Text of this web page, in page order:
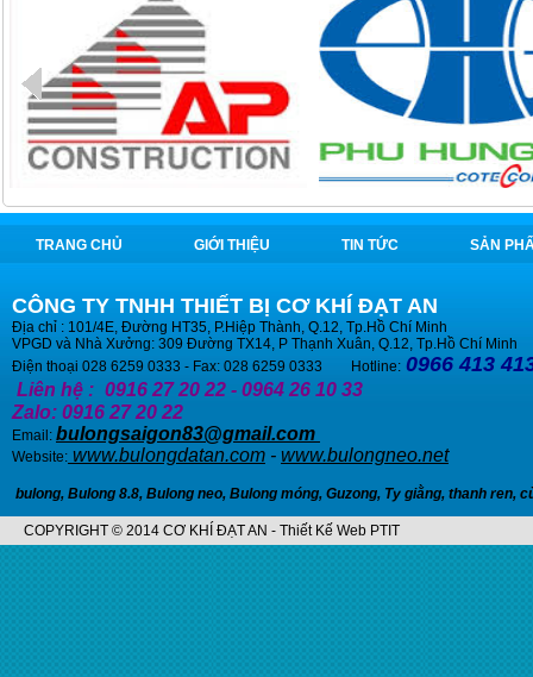
TRANG CHỦ GIỚI THIỆU TIN TỨC SẢN
CÔNG TY TNHH THIẾT BỊ CƠ KHÍ ĐẠT AN
Địa chỉ : 101/4E, Đường HT35, P.Hiệp Thành, Q.12, Tp.Hồ Chí Minh
VPGD và Nhà Xưởng: 309 Đường TX14, P Thạnh Xuân, Q.12, Tp.Hồ Chí Minh
Điện thoại 028 6259 0333 - Fax: 028 6259 0333 Hotline: 0966 413
Liên hệ : 0916 27 20 22 - 0964 26 10 33
Zalo: 0916 27 20 22
Email: bulongsaigon83@gmail.com
Website: www.bulongdatan.com - www.bulongneo.net
bulong, Bulong 8.8, Bulong neo, Bulong móng, Guzong, Ty giằng, thanh ren,
COPYRIGHT © 2014 CƠ KHÍ ĐẠT AN - Thiết Kế Web PTIT